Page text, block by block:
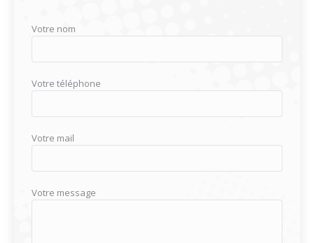
Votre nom
Votre téléphone
Votre mail
Votre message